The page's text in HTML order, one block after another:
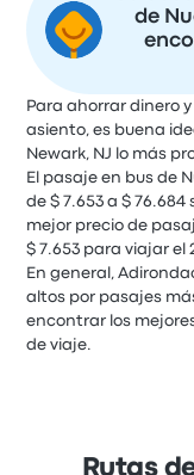
de
Para ahorrar dinero
asiento, es buena
Newark, NJ lo más
El pasaje en bus de
de $ 7.653 a $
mejor precio de
$ 7.653 para viajar el
En general,
altos por pasajes
encontrar los
de viaje.
Rutas